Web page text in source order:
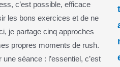
c’est possible, efficace
les bons exercices et de ne
je partage cinq approches
propres moments de rush.
séance : l’essentiel, c’est